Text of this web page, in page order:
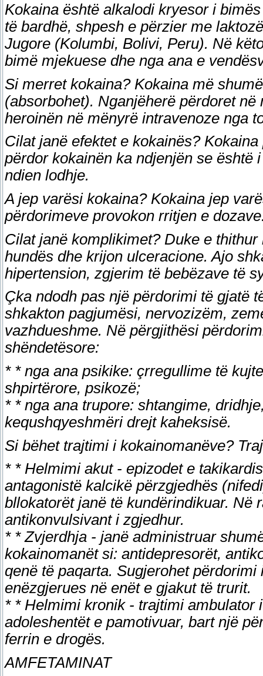
Kokaina është alkalodi kryesor i
të bardhë, shpesh e përzier me
Jugore (Kolumbi, Bolivi, Peru). Në
bimë mjekuese dhe nga ana e
Si merret kokaina? Kokaina më
(absorbohet). Nganjëherë përdoret
heroinën në mënyrë intravenoze nga
Cilat janë efektet e kokainës?
përdor kokainën ka ndjenjën se është
ndien lodhje.
A jep varësi kokaina? Kokaina jep
përdorimeve provokon rritjen e
Cilat janë komplikimet? Duke e
hundës dhe krijon ulceracione. Ajo
hipertension, zgjerim të bebëzave të
Çka ndodh pas një përdorimi të gjatë
shkakton pagjumësi, nervozizëm,
vazhdueshme. Në përgjithësi
shëndetësore:
* * nga ana psikike: çrregullime të
shpirtërore, psikozë;
* * nga ana trupore: shtangime,
kequshqyeshmëri drejt kaheksisë.
Si bëhet trajtimi i kokainomanëve?
* * Helmimi akut - epizodet e
antagonistë kalcikë përzgjedhës
bllokatorët janë të kundërindikuar. Në
antikonvulsivant i zgjedhur.
* * Zvjerdhja - janë administruar
kokainomanët si: antidepresorët,
qenë të paqarta. Sugjerohet
enëzgjerues në enët e gjakut të trurit.
* * Helmimi kronik - trajtimi ambulator
adoleshentët e pamotivuar, bart një
ferrin e drogës.
AMFETAMINAT